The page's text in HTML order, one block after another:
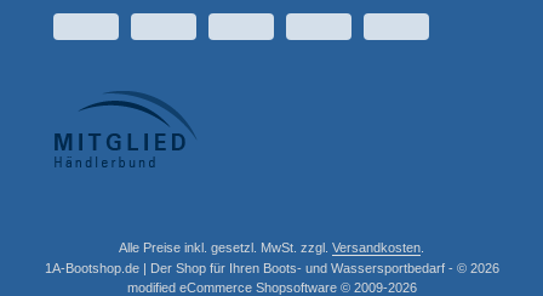
Alle Preise inkl. gesetzl. MwSt. zzgl. Versandkosten
1A-Bootshop.de | Der Shop für Ihren Boots- und Wassersportbedarf - © 2026
modified eCommerce Shopsoftware © 2009-2026